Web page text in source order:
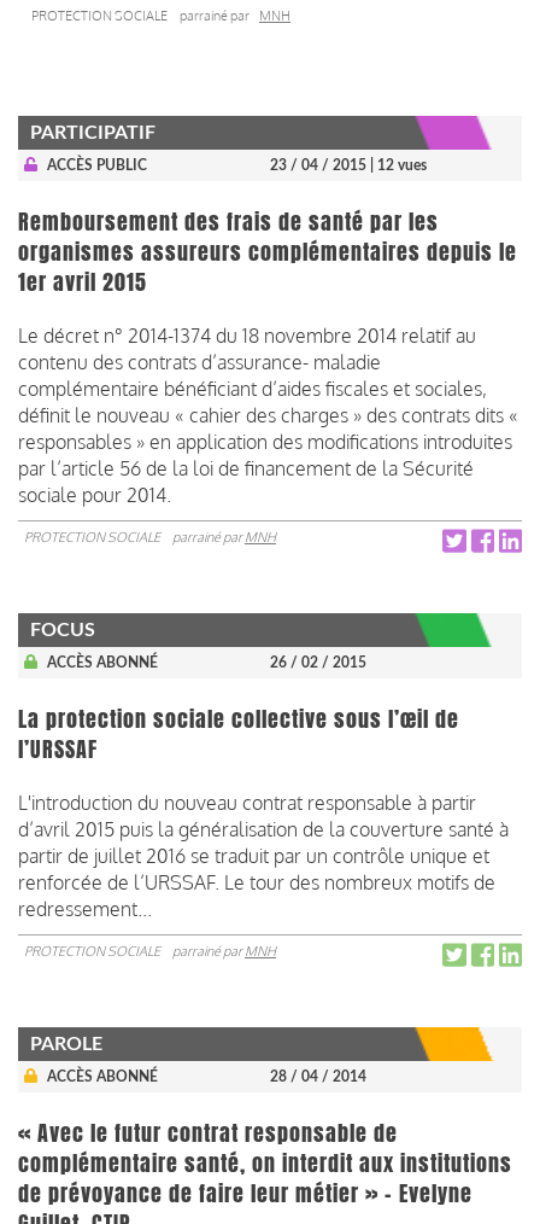
PROTECTION SOCIALE parrainé par MNH
PARTICIPATIF
ACCÈS PUBLIC 23 / 04 / 2015 | 12 vues
Remboursement des frais de santé par les
organismes assureurs complémentaires depuis le
1er avril 2015
Le décret n° 2014-1374 du 18 novembre 2014 relatif au
contenu des contrats d’assurance- maladie
complémentaire bénéficiant d’aides fiscales et sociales,
définit le nouveau « cahier des charges » des contrats dits «
responsables » en application des modifications introduites
par l’article 56 de la loi de financement de la Sécurité
sociale pour 2014.
PROTECTION SOCIALE parrainé parMNH
FOCUS
ACCÈS ABONNÉ 26 / 02 / 2015
La protection sociale collective sous l’œil de
l’URSSAF
L'introduction du nouveau contrat responsable à partir
d’avril 2015 puis la généralisation de la couverture santé à
partir de juillet 2016 se traduit par un contrôle unique et
renforcée de l’URSSAF. Le tour des nombreux motifs de
redressement...
PROTECTION SOCIALE parrainé parMNH
PAROLE
ACCÈS ABONNÉ 28 / 04 / 2014
« Avec le futur contrat responsable de
complémentaire santé, on interdit aux institutions
de prévoyance de faire leur métier » - Evelyne